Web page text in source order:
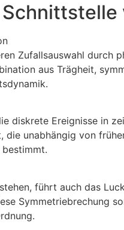
Zufallsauswahl durch
aus Trägheit,
diskrete Ereignisse in
unabhängig von
führt auch das
Symmetriebrechung